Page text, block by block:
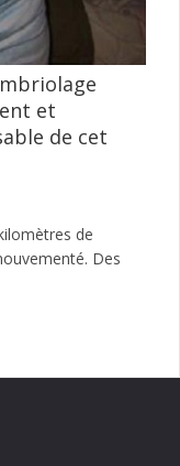
et
de cet
de
Des